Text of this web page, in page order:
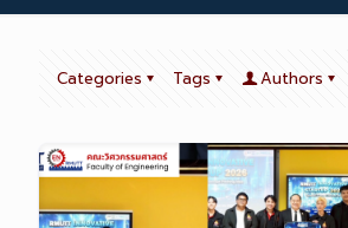
Categories Tags Authors